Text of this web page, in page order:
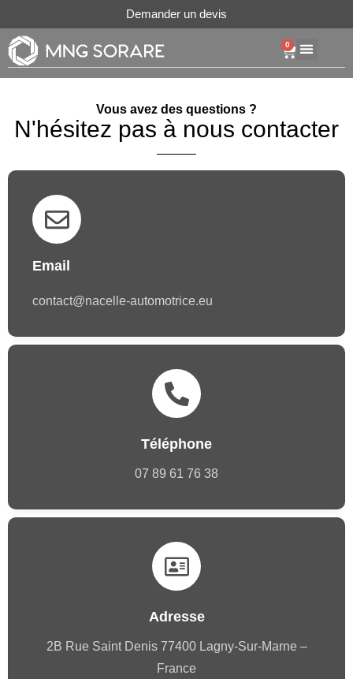
au
contenu
Demander un devis
0
Cart
Vous avez des questions ?
N'hésitez pas à nous contacter
Email
contact@nacelle-automotrice.eu
Téléphone
07 89 61 76 38
Adresse
2B Rue Saint Denis 77400 Lagny-Sur-Marne –
France